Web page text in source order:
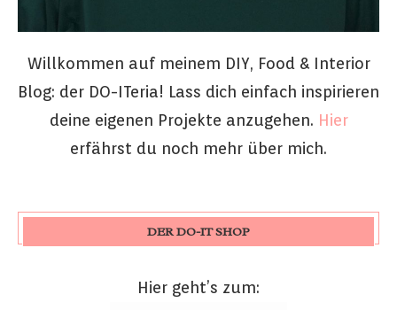
Willkommen auf meinem DIY, Food & Interior
Blog: der DO-ITeria! Lass dich einfach inspirieren
deine eigenen Projekte anzugehen. Hier
erfährst du noch mehr über mich.
DER DO-IT SHOP
Hier geht’s zum: